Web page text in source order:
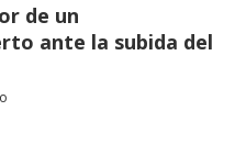
de un
ante la subida del